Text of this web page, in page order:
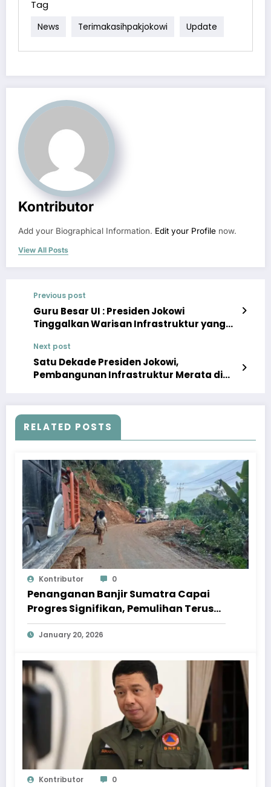
Tag
News Terimakasihpakjokowi Update
Kontributor
Add your Biographical Information. Edit your Profile now.
View All Posts
Previous post
Guru Besar UI : Presiden Jokowi
Tinggalkan Warisan Infrastruktur yang
Next post
Satu Dekade Presiden Jokowi,
Pembangunan Infrastruktur Merata di
RELATED POSTS
Kontributor 0
Penanganan Banjir Sumatra Capai
Progres Signifikan, Pemulihan Terus
Dipercepat
January 20, 2026
Kontributor 0